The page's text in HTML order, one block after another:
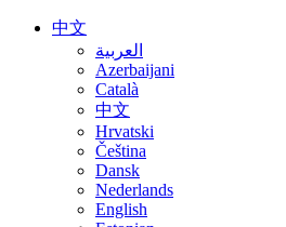
中文
العربية
Azerbaijani
Català
中文
Hrvatski
Čeština
Dansk
Nederlands
English